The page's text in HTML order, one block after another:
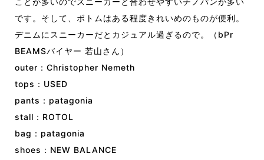
です。そして、ボトムはある程度きれいめのものが便利。
デニムにスニーカーだとカジュアル過ぎるので。（bPr
BEAMSバイヤー 若山さん）
outer：Christopher Nemeth
tops：USED
pants：patagonia
stall：ROTOL
bag：patagonia
shoes：NEW BALANCE